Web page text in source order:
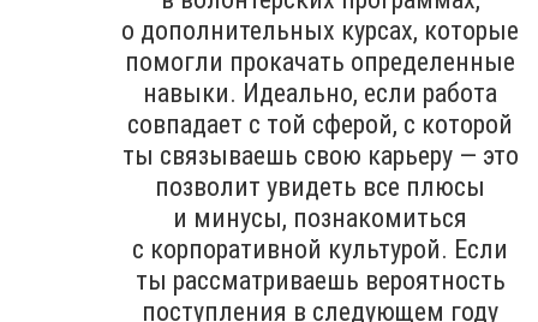
о дополнительных курсах, которые
помогли прокачать определенные
навыки. Идеально, если работа
совпадает с той сферой, с которой
ты связываешь свою карьеру — это
позволит увидеть все плюсы
и минусы, познакомиться
с корпоративной культурой. Если
ты рассматриваешь вероятность
поступления в следующем году